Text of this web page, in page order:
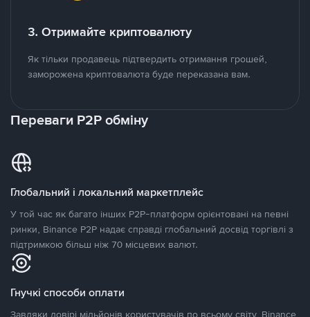
3. Отримайте криптовалюту
Як тільки продавець підтвердить отримання грошей,
заморожена криптовалюта буде переказана вам.
Переваги P2P обміну
Глобальний і локальний маркетплейс
У той час як багато інших P2P-платформ орієнтовані на певні
ринки, Binance P2P надає справді глобальний досвід торгівлі з
підтримкою більш ніж 70 місцевих валют.
Гнучкі способи оплати
Завдяки довірі мільйонів користувачів по всьому світу, Binance